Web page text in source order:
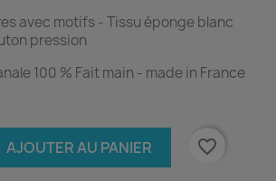
avec motifs- Tissu éponge blanc
pression
100 % Fait main - made in France
AJOUTER AU PANIER favorite_border